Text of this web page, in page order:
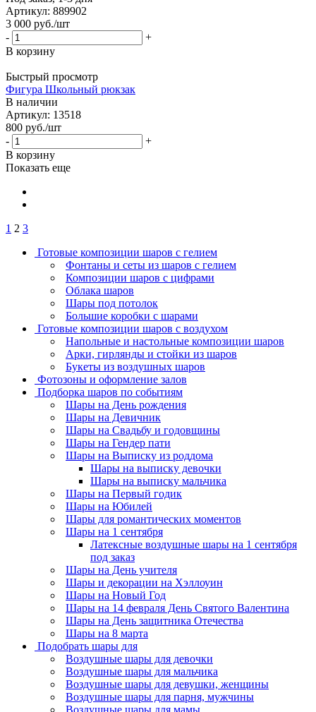
Артикул: 889902
3 000 руб./шт
-
+
В корзину
Быстрый просмотр
Фигура Школьный рюкзак
В наличии
Артикул: 13518
800 руб./шт
-
+
В корзину
Показать еще
1 2 3
Готовые композиции шаров с гелием
Фонтаны и сеты из шаров с гелием
Композиции шаров с цифрами
Облака шаров
Шары под потолок
Большие коробки с шарами
Готовые композиции шаров с воздухом
Напольные и настольные композиции шаров
Арки, гирлянды и стойки из шаров
Букеты из воздушных шаров
Фотозоны и оформление залов
Подборка шаров по событиям
Шары на День рождения
Шары на Девичник
Шары на Свадьбу и годовщины
Шары на Гендер пати
Шары на Выписку из роддома
Шары на выписку девочки
Шары на выписку мальчика
Шары на Первый годик
Шары на Юбилей
Шары для романтических моментов
Шары на 1 сентября
Латексные воздушные шары на 1 сентября
под заказ
Шары на День учителя
Шары и декорации на Хэллоуин
Шары на Новый Год
Шары на 14 февраля День Святого Валентина
Шары на День защитника Отечества
Шары на 8 марта
Подобрать шары для
Воздушные шары для девочки
Воздушные шары для мальчика
Воздушные шары для девушки, женщины
Воздушные шары для парня, мужчины
Воздушные шары для мамы